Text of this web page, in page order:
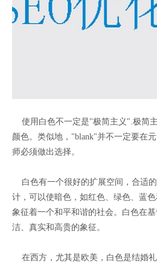
使用白色不一定是"极简主义".极简
颜色。类似地，"blank"并不一定要在
师必须做出选择。
白色有一个很好的扩展空间，合适
计，可以使暗色，如红色、绿色、蓝
象征着一个和平和谐的社会。白色在
洁、真实和高贵的象征。
在西方，尤其是欧美，白色是结婚